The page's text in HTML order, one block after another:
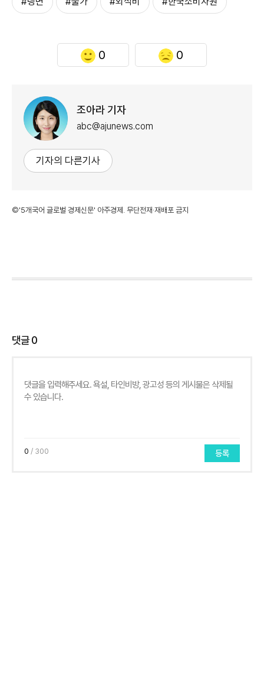
0 0
조아라 기자
abc@ajunews.com
기자의 다른기사
©'5개국어 글로벌 경제신문' 아주경제. 무단전재·재배포 금지
댓글0
0 / 300 등록